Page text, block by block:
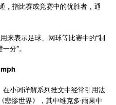
，指比赛或竞赛中的优胜者，通
来表示足球、网球等比赛中的“制
分”。
小词详解系列推文中经常引用法
悲惨世界》，其中维克多·雨果中